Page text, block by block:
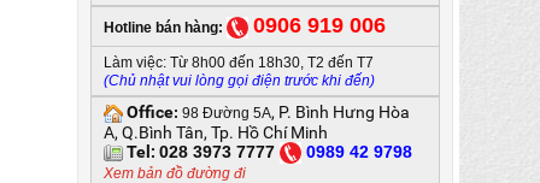
Hotline bán hàng: 0906 919 006
Làm việc: Từ 8h00 đến 18h30, T2 đến T7
(Chủ nhật vui lòng gọi điện trước khi đến)
Office: 98 Đường 5A, P. Bình Hưng Hòa
A, Q.Bình Tân, Tp. Hồ Chí Minh
Tel:028 3973 7777 0989 42 9798
Xem bản đồ đường đi